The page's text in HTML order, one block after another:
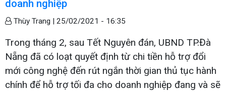
doanh nghiệp
Thùy Trang | 25/02/2021 - 16:35
Trong tháng 2, sau Tết Nguyên đán, UBND TP.Đà
Nẵng đã có loạt quyết định từ chi tiền hỗ trợ đổi
mới công nghệ đến rút ngắn thời gian thủ tục hành
chính để hỗ trợ tối đa cho doanh nghiệp đang và sẽ